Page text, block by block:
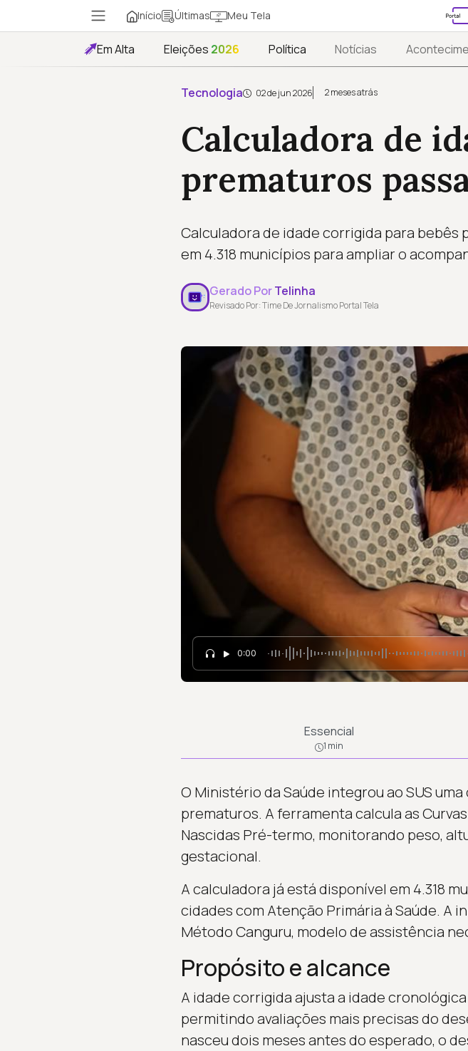
Início Últimas Meu Tela
Em Alta Eleições 2026 Política Notícias
Tecnologia 02 de jun 2026 2 meses atrás
Calculadora de
prematuros
Calculadora de idade corrigida para bebês
em 4.318 municípios para ampliar o
Gerado PorTelinha
Revisado Por: Time De Jornalismo Portal Tela
0:00
Essencial
1 min
O Ministério da Saúde integrou ao SUS
prematuros. A ferramenta calcula as
Nascidas Pré-termo, monitorando peso,
gestacional.
A calculadora já está disponível em 4.318
cidades com Atenção Primária à Saúde. A
Método Canguru, modelo de assistência
Propósito e alcance
A idade corrigida ajusta a idade
permitindo avaliações mais precisas do
nasceu dois meses antes do esperado, o